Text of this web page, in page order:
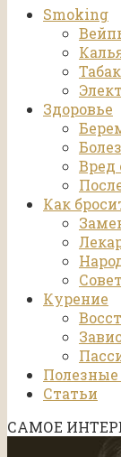
Smoking
Табак
Здоровье
Вред
Как
Курение
Полезные
Статьи
САМОЕ